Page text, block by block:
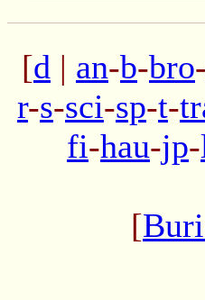
[d | an-b-bro-
r-s-sci-sp-t-
fi-hau-jp-
[